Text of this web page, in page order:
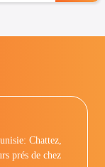
Chattez,
prés de chez